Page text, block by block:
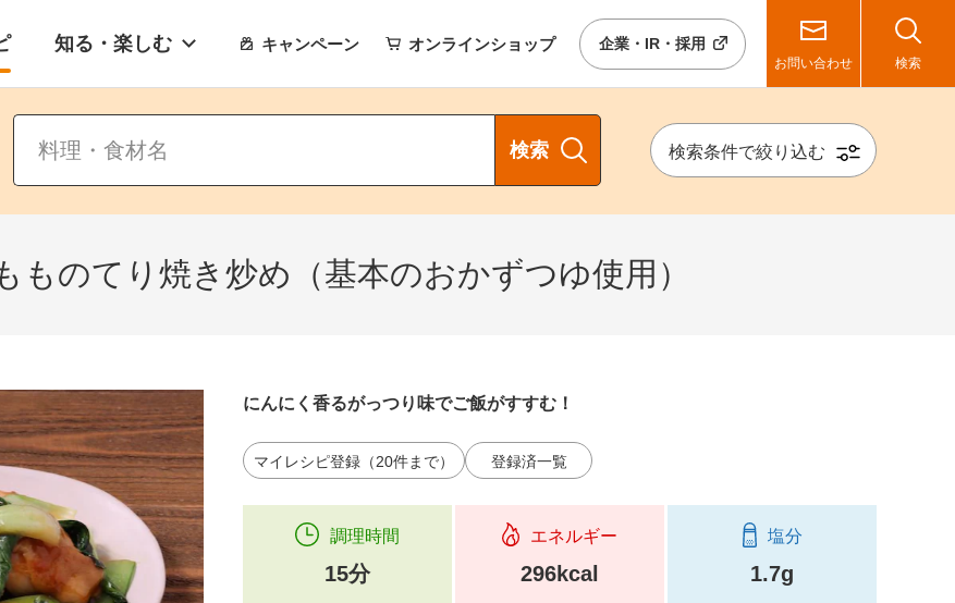
知る・楽しむ キャンペーン オンラインショップ 企業・IR・採用
お問い合わせ 検索
検索 検索条件で絞り込む
ものてり焼き炒め（基本のおかずつゆ使用）
にんにく香るがっつり味でご飯がすすむ！
マイレシピ登録（20件まで） 登録済一覧
調理時間
15分
エネルギー
296kcal
塩分
1.7g